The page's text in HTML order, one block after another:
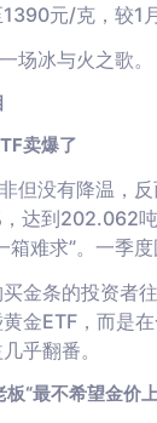
元/克，较1
场冰与火之歌。
卖爆了
但没有降温，
达到202.062
箱难求”。一季
金条的投资者
金ETF，而是
乎翻番。
“最不希望金价